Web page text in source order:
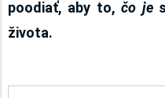
poodiať, aby to, čo je
života.